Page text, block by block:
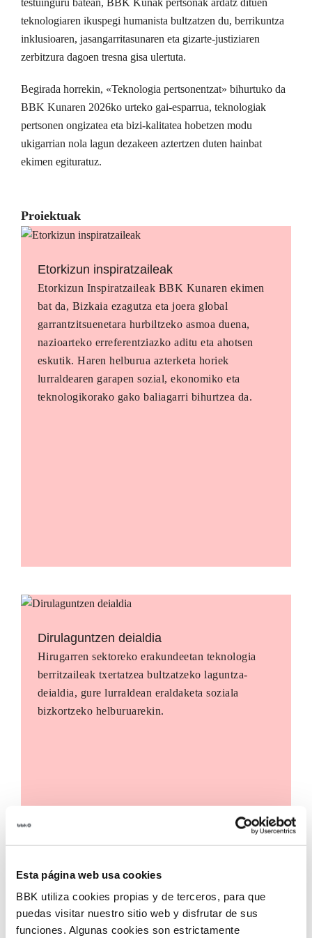
Esta página web usa cookies
BBK utiliza cookies propias y de terceros, para que
puedas visitar nuestro sitio web y disfrutar de sus
funciones. Algunas cookies son estrictamente
teknologiaren ikuspegi humanista bultzatzen du, berrikuntza
inklusioaren, jasangarritasunaren eta gizarte-justiziaren
zerbitzura dagoen tresna gisa ulertuta.
Begirada horrekin, «Teknologia pertsonentzat» bihurtuko da
BBK Kunaren 2026ko urteko gai-esparrua, teknologiak
pertsonen ongizatea eta bizi-kalitatea hobetzen modu
ukigarrian nola lagun dezakeen aztertzen duten hainbat
ekimen egituratuz.
Proiektuak
Etorkizun inspiratzaileak
Etorkizun Inspiratzaileak BBK Kunaren ekimen
bat da, Bizkaia ezagutza eta joera global
garrantzitsuenetara hurbiltzeko asmoa duena,
nazioarteko erreferentziazko aditu eta ahotsen
eskutik. Haren helburua azterketa horiek
lurraldearen garapen sozial, ekonomiko eta
teknologikorako gako baliagarri bihurtzea da.
Dirulaguntzen deialdia
Hirugarren sektoreko erakundeetan teknologia
berritzaileak txertatzea bultzatzeko laguntza-
deialdia, gure lurraldean eraldaketa soziala
bizkortzeko helburuarekin.